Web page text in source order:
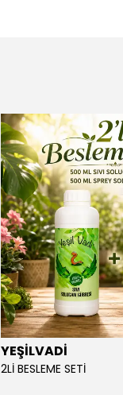
YEŞİLVADİ
2Lİ BESLEME SETİ